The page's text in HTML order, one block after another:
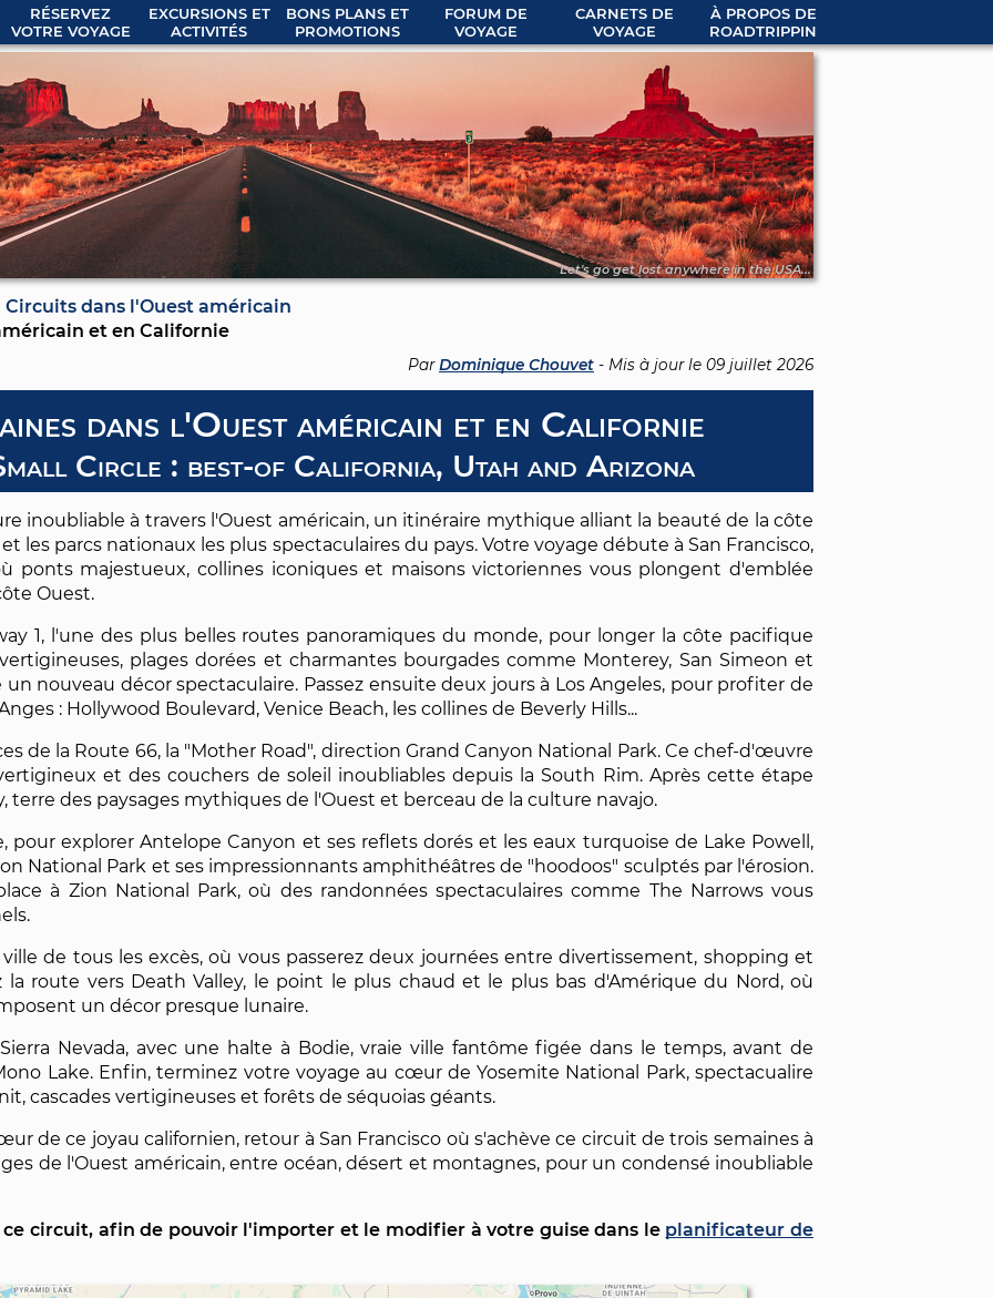
RÉSERVEZ
VOTRE VOYAGE
EXCURSIONS ET
ACTIVITÉS
BONS PLANS ET
PROMOTIONS
FORUM DE
VOYAGE
CARNETS DE
VOYAGE
À PROPOS DE
ROADTRIPPIN
Let's go get lost anywhere in the USA...
Circuits dans l'Ouest américain
et en Californie
ParDominique Chouvet - Mis à jour le 09 juillet 2026
dans l'Ouest américain et en Californie
Circle : best-of California, Utah and Arizona
inoubliable à travers l'Ouest américain, un itinéraire mythique alliant la beauté de la côte
les parcs nationaux les plus spectaculaires du pays. Votre voyage débute à San Francisco,
ponts majestueux, collines iconiques et maisons victoriennes vous plongent d'emblée
Ouest.
1, l'une des plus belles routes panoramiques du monde, pour longer la côte pacifique
plages dorées et charmantes bourgades comme Monterey, San Simeon et
un nouveau décor spectaculaire. Passez ensuite deux jours à Los Angeles, pour profiter de
: Hollywood Boulevard, Venice Beach, les collines de Beverly Hills...
de la Route 66, la "Mother Road", direction Grand Canyon National Park. Ce chef-d'œuvre
et des couchers de soleil inoubliables depuis la South Rim. Après cette étape
terre des paysages mythiques de l'Ouest et berceau de la culture navajo.
pour explorer Antelope Canyon et ses reflets dorés et les eaux turquoise de Lake Powell,
National Park et ses impressionnants amphithéâtres de "hoodoos" sculptés par l'érosion.
à Zion National Park, où des randonnées spectaculaires comme The Narrows vous
de tous les excès, où vous passerez deux journées entre divertissement, shopping et
la route vers Death Valley, le point le plus chaud et le plus bas d'Amérique du Nord, où
un décor presque lunaire.
Nevada, avec une halte à Bodie, vraie ville fantôme figée dans le temps, avant de
Lake. Enfin, terminez votre voyage au cœur de Yosemite National Park, spectacualire
cascades vertigineuses et forêts de séquoias géants.
de ce joyau californien, retour à San Francisco où s'achève ce circuit de trois semaines à
de l'Ouest américain, entre océan, désert et montagnes, pour un condensé inoubliable
circuit, afin de pouvoir l'importer et le modifier à votre guise dans le planificateur de